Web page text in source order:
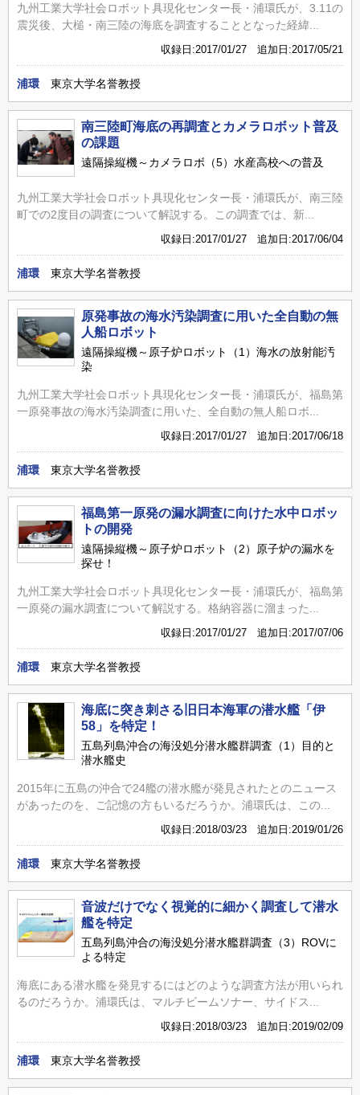
九州工業大学社会ロボット具現化センター長・浦環氏が、3.11の
震災後、大槌・南三陸の海底を調査することとなった経緯...
収録日:2017/01/27 追加日:2017/05/21
浦環 東京大学名誉教授
南三陸町海底の再調査とカメラロボット普及
の課題
遠隔操縦機～カメラロボ（5）水産高校への普及
九州工業大学社会ロボット具現化センター長・浦環氏が、南三陸
町での2度目の調査について解説する。この調査では、新...
収録日:2017/01/27 追加日:2017/06/04
浦環 東京大学名誉教授
原発事故の海水汚染調査に用いた全自動の無
人船ロボット
遠隔操縦機～原子炉ロボット（1）海水の放射能汚
染
九州工業大学社会ロボット具現化センター長・浦環氏が、福島第
一原発事故の海水汚染調査に用いた、全自動の無人船ロボ...
収録日:2017/01/27 追加日:2017/06/18
浦環 東京大学名誉教授
福島第一原発の漏水調査に向けた水中ロボッ
トの開発
遠隔操縦機～原子炉ロボット（2）原子炉の漏水を
探せ！
九州工業大学社会ロボット具現化センター長・浦環氏が、福島第
一原発の漏水調査について解説する。格納容器に溜まった...
収録日:2017/01/27 追加日:2017/07/06
浦環 東京大学名誉教授
海底に突き刺さる旧日本海軍の潜水艦「伊
58」を特定！
五島列島沖合の海没処分潜水艦群調査（1）目的と
潜水艦史
2015年に五島の沖合で24艦の潜水艦が発見されたとのニュース
があったのを、ご記憶の方もいるだろうか。浦環氏は、この...
収録日:2018/03/23 追加日:2019/01/26
浦環 東京大学名誉教授
音波だけでなく視覚的に細かく調査して潜水
艦を特定
五島列島沖合の海没処分潜水艦群調査（3）ROVに
よる特定
海底にある潜水艦を発見するにはどのような調査方法が用いられ
るのだろうか。浦環氏は、マルチビームソナー、サイドス...
収録日:2018/03/23 追加日:2019/02/09
浦環 東京大学名誉教授